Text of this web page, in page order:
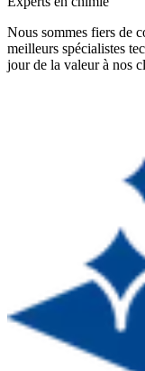
Nous sommes fiers de
meilleurs spécialistes
jour de la valeur à nos